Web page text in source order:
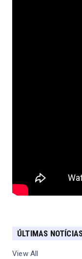
ÚLTIMAS
View All